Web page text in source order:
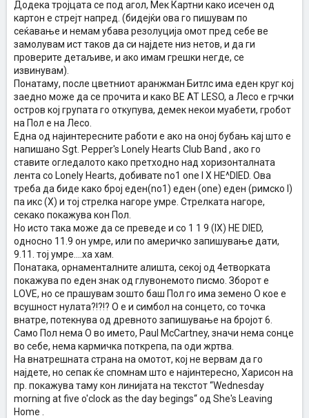
Додека тројцата се под агол, Мек Картни како исечен од
картон е стрејт напред. (бидејќи ова го пишувам по
сеќавање и немам убава резолуција омот пред себе ве
замолувам ист таков да си најдете низ нетов, и да ги
проверите детаљиве, и ако имам грешки негде, се
извинувам).
Понатаму, после цветниот аранжман Битлс има еден круг кој
заедно може да се прочита и како BE AT LESO, а Лесо е грчки
остров кој групата го откупува, демек некои муабети, гробот
на Пол е на Лесо.
Една од најинтересните работи е ако на оној бубањ кај што е
напишано Sgt. Pepper's Lonely Hearts Club Band , ако го
ставите огледалото како претходно над хоризонталната
лента со Lonely Hearts, добивате no1 one I X HE^DIED. Ова
треба да биде како број еден(no1) еден (one) еден (римско I)
па икс (Х) и тој стрелка нагоре умре. Стрелката нагоре,
секако покажува кон Пол.
Но исто така може да се преведе и со 1 1 9 (IX) HE DIED,
односно 11.9 он умре, или по америчко запишување дати,
9.11. тој умре....ха хам.
Понатака, орнаменталните алишта, секој од 4етворката
покажува по еден знак од глувонемото писмо. Зборот е
LOVE, но се прашувам зошто баш Пол го има земено О кое е
всушност нулата?!?!? О е и симбол на сонцето, со точка
внатре, потекнува од древното запишување на бројот 6.
Само Пол нема О во името, Paul McCartney, значи нема сонце
во себе, нема кармичка поткрепа, па оди жртва.
На внатрешната страна на омотот, кој не вервам да го
најдете, но сепак ќе спомнам што е најинтересно, Харисон на
пр. покажува таму кон линијата на текстот “Wednesday
morning at five o'clock as the day begings“ од She's Leaving
Home .